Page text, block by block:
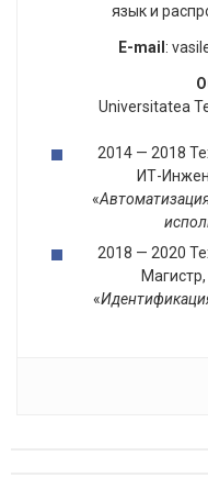
язык и
E-mail :
Universitatea
2014 — 2018
ИТ-
«
2018 — 2020
«